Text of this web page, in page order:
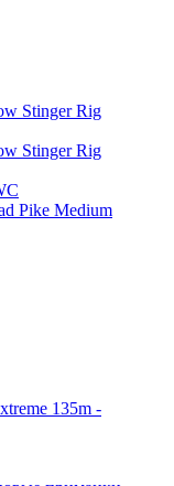
Stinger Rig
Stinger Rig
Pike Medium
135m -